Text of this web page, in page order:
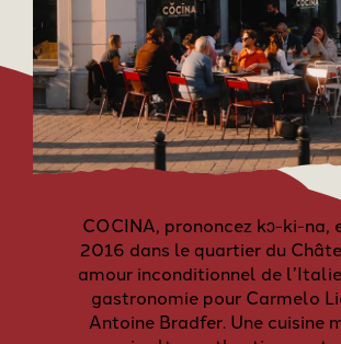
COCINA, prononcez kɔ-ki-na,
2016 dans le quartier du
amour inconditionnel de
gastronomie pour Carmelo
Antoine Bradfer. Une cuisine